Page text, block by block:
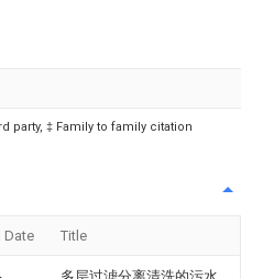
party, ‡ Family to family citation
Date Title